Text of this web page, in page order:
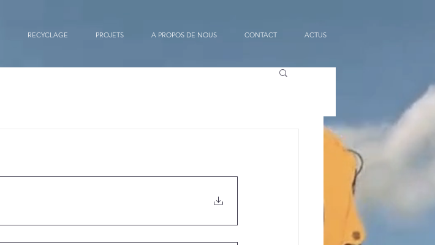
RECYCLAGE PROJETS A PROPOS DE NOUS CONTACT ACTUS